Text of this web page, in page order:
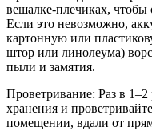
вешалке-плечиках, чтобы
Если это невозможно,
картонную или
штор или линолеума)
пыли и замятия.
Проветривание: Раз в 1–2
хранения и
помещении, вдали от